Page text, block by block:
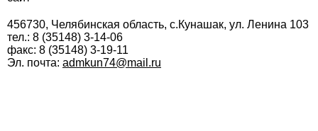
456730, Челябинская область, с.Кунашак, ул. Ленина 103
тел.: 8 (35148) 3-14-06
факс: 8 (35148) 3-19-11
Эл. почта: admkun74@mail.ru